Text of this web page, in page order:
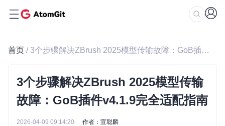
首页 / 3个步骤解决ZBrush 2025模型传输故障：GoB插件v4.1.9完全适配指南
3个步骤解决ZBrush 2025模型传输
故障：GoB插件v4.1.9完全适配指南
2026-04-09 09:14:20 作者：宣聪麟